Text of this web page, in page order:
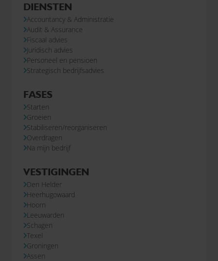
DIENSTEN
Accountancy & Administratie
Audit & Assurance
Fiscaal advies
Juridisch advies
Personeel en pensioen
Strategisch bedrijfsadvies
FASES
Starten
Groeien
Stabiliseren/reorganiseren
Overdragen
Na mijn bedrijf
VESTIGINGEN
Den Helder
Heerhugowaard
Hoorn
Leeuwarden
Schagen
Texel
Groningen
Assen